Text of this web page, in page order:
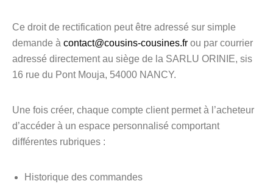
Ce droit de rectification peut être adressé sur simple
demande à contact@cousins-cousines.fr ou par courrier
adressé directement au siège de la SARLU ORINIE, sis
16 rue du Pont Mouja, 54000 NANCY.
Une fois créer, chaque compte client permet à l’acheteur
d’accéder à un espace personnalisé comportant
différentes rubriques :
Historique des commandes